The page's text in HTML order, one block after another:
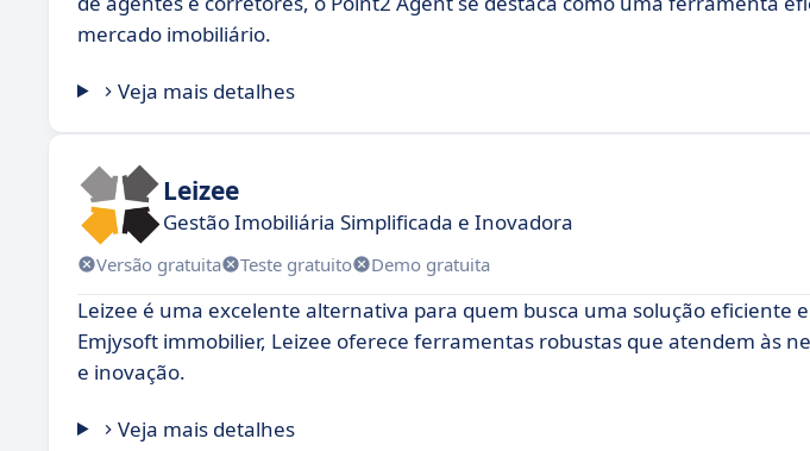
mercado imobiliário.
Veja mais detalhes
Leizee
Gestão Imobiliária Simplificada e Inovadora
Versão gratuita Teste gratuito Demo gratuita
Leizee é uma excelente alternativa para quem busca uma solução eficiente
Emjysoft immobilier, Leizee oferece ferramentas robustas que atendem às
e inovação.
Veja mais detalhes